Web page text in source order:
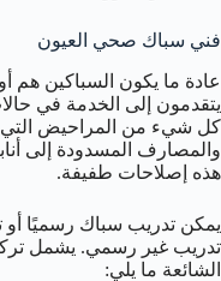
فني سباك صحي العيون
عادة ما يكون السباكين هم
يتقدمون إلى الخدمة في
كل شيء من المراحيض التي
والمصارف المسدودة إلى
هذه إصلاحات طفيفة.
يمكن تدريب سباك رسميًا أو
تدريب غير رسمي. يشمل
الشائعة ما يلي: